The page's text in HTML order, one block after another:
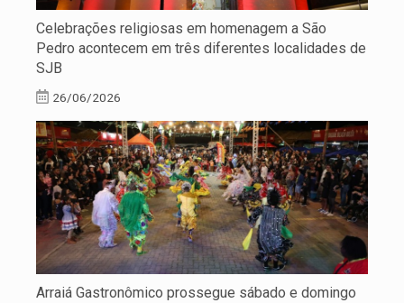
Celebrações religiosas em homenagem a São
Pedro acontecem em três diferentes localidades de
SJB
26/06/2026
Arraiá Gastronômico prossegue sábado e domingo